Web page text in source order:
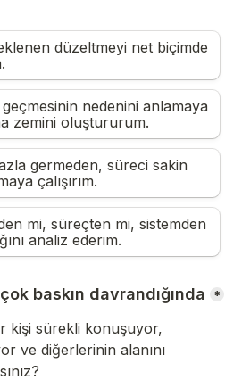
düzeltmeyi net biçimde
nedenini anlamaya
zemini oluştururum.
germeden, süreci sakin
çalışırım.
mi, süreçten mi, sistemden
analiz ederim.
baskın davrandığında *
kişi sürekli konuşuyor,
ve diğerlerinin alanını